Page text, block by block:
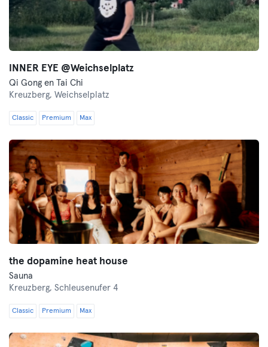
INNER EYE @Weichselplatz
Qi Gong en Tai Chi
Kreuzberg, Weichselplatz
Classic Premium Max
the dopamine heat house
Sauna
Kreuzberg, Schleusenufer 4
Classic Premium Max